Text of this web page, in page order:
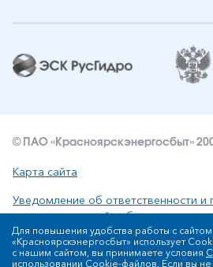
© ПАО «Красноярскэнергосбыт»
Карта сайта
Уведомление об ответственности и
интеллектуальной собственности
Политика ПАО
обработки персональных данных
Для повышения удобства работы с
«Красноярскэнергосбыт» использует
с нашим сайтом, вы принимаете условия
использовании Cookie-файлов. Если вы